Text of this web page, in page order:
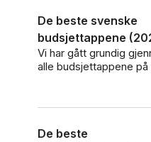
De beste svenske
budsjettappene
Vi har gått grundig
alle budsjettappene på
og laste ned den
Sammenligning av
De beste